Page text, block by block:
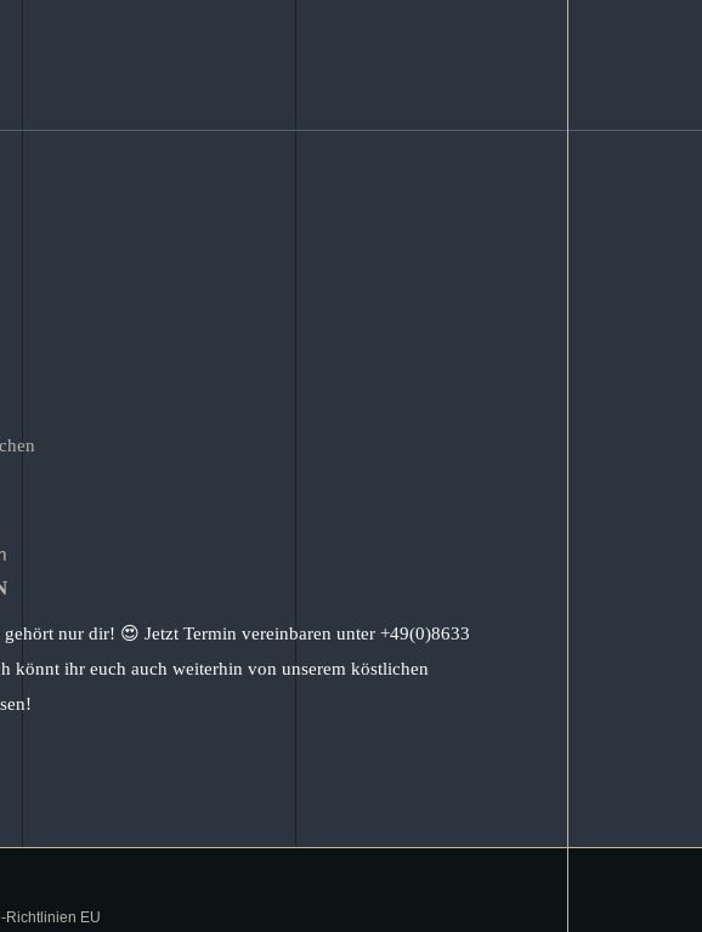
nur dir! 😍 Jetzt Termin vereinbaren unter +49(0)8633
könnt ihr euch auch weiterhin von unserem köstlichen
Richtlinien EU